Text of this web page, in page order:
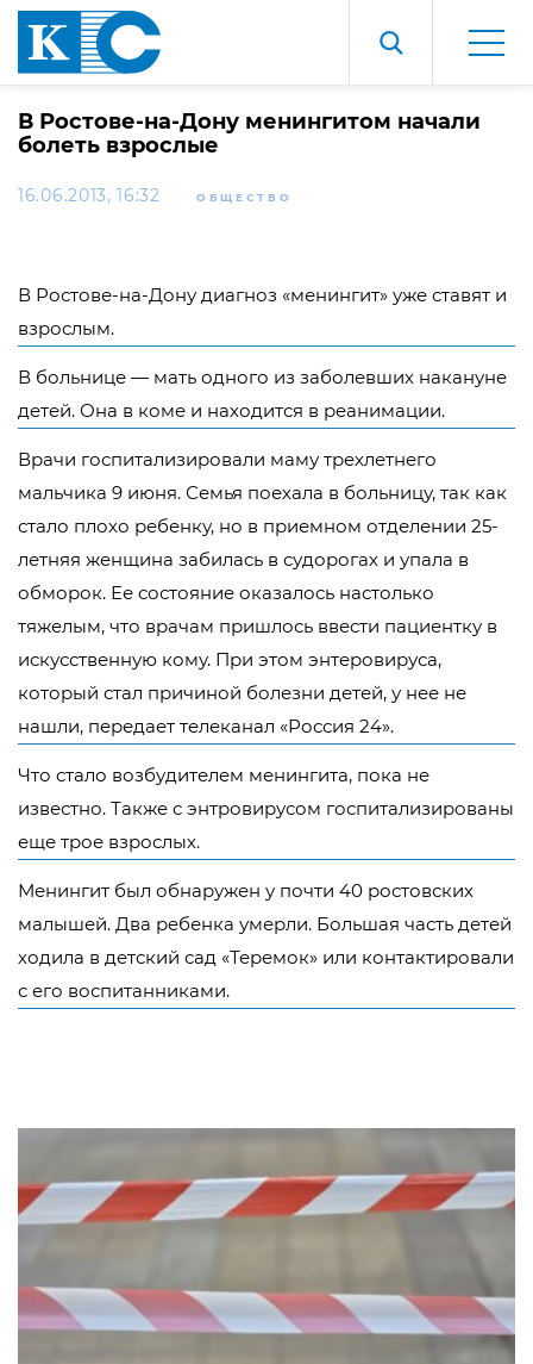
В Ростове-на-Дону менингитом начали
болеть взрослые
16.06.2013, 16:32 ОБЩЕСТВО
В Ростове-на-Дону диагноз «менингит» уже ставят и
взрослым.
В больнице — мать одного из заболевших накануне
детей. Она в коме и находится в реанимации.
Врачи госпитализировали маму трехлетнего
мальчика 9 июня. Семья поехала в больницу, так как
стало плохо ребенку, но в приемном отделении 25-
летняя женщина забилась в судорогах и упала в
обморок. Ее состояние оказалось настолько
тяжелым, что врачам пришлось ввести пациентку в
искусственную кому. При этом энтеровируса,
который стал причиной болезни детей, у нее не
нашли, передает телеканал «Россия 24».
Что стало возбудителем менингита, пока не
известно. Также с энтровирусом госпитализированы
еще трое взрослых.
Менингит был обнаружен у почти 40 ростовских
малышей. Два ребенка умерли. Большая часть детей
ходила в детский сад «Теремок» или контактировали
с его воспитанниками.